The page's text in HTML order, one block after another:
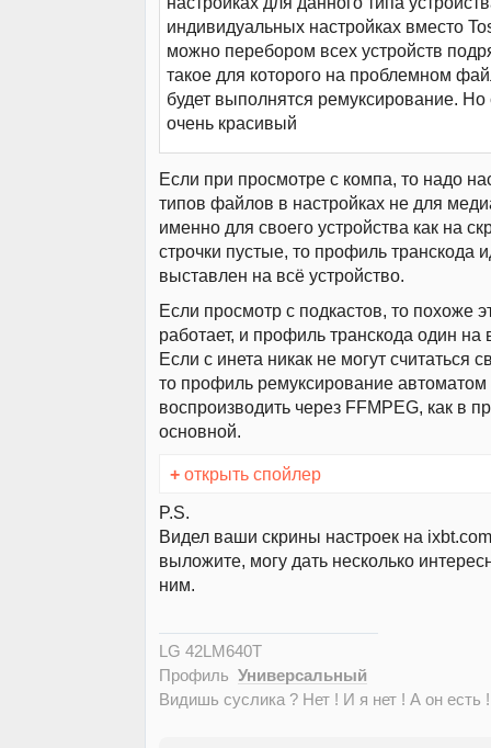
индивидуальных настройках вместо
можно перебором всех устройств
такое для которого на проблемном
будет выполнятся ремуксирование.
очень красивый
Если при просмотре с компа, то надо
типов файлов в настройках не для
именно для своего устройства как на
строчки пустые, то профиль транскода
выставлен на всё устройство.
Если просмотр с подкастов, то похоже
работает, и профиль транскода один на
Если с инета никак не могут считаться
то профиль ремуксирование автоматом
воспроизводить через FFMPEG, как в
основной.
+ открыть спойлер
P.S.
Видел ваши скрины настроек на
выложите, могу дать несколько
ним.
LG 42LM640T
Профиль Универсальный
Видишь суслика ? Нет ! И я нет ! А он есть